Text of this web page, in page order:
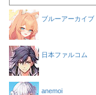
ブルーアーカイブ
日本ファルコム
anemoi